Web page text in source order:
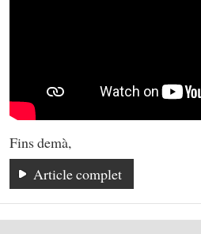
Fins demà,
Article complet